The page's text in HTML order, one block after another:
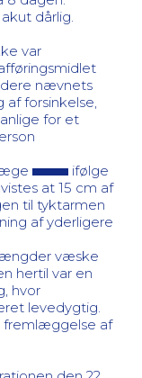
dårlig.
var
nævnets
forsinkelse,
for et
ifølge
at 15 cm af
til tyktarmen
af yderligere
væske
hertil var en
hvor
levedygtig.
fremlæggelse af